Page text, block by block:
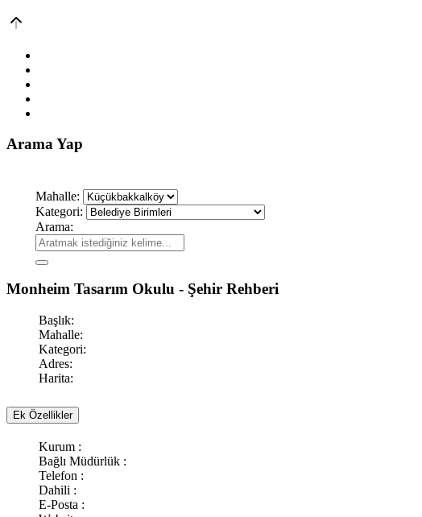
Arama Yap
Mahalle:
Kategori:
Arama:
Monheim Tasarım Okulu - Şehir Rehberi
Başlık:
Mahalle:
Kategori:
Adres:
Harita:
Ek Özellikler
Kurum :
Bağlı Müdürlük :
Telefon :
Dahili :
E-Posta :